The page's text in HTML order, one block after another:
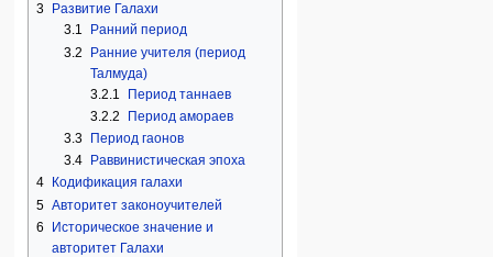
3
Развитие Галахи
3.1
Ранний период
3.2
Ранние учителя (период
Талмуда)
3.2.1
Период таннаев
3.2.2
Период амораев
3.3
Период гаонов
3.4
Раввинистическая эпоха
4
Кодификация галахи
5 Авторитет законоучителей
6
Историческое значение и
авторитет Галахи